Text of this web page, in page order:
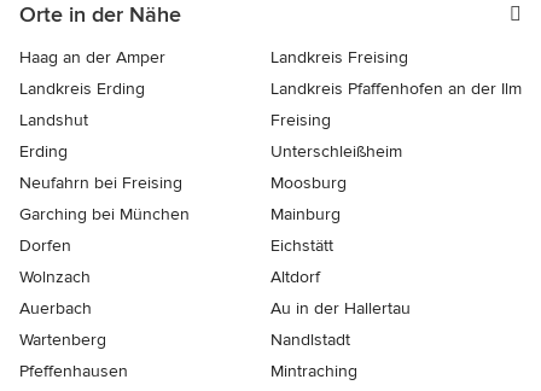
Orte in der Nähe
Haag an der Amper
Landkreis Freising
Landkreis Erding
Landkreis Pfaffenhofen an der Ilm
Landshut
Freising
Erding
Unterschleißheim
Neufahrn bei Freising
Moosburg
Garching bei München
Mainburg
Dorfen
Eichstätt
Wolnzach
Altdorf
Auerbach
Au in der Hallertau
Wartenberg
Nandlstadt
Pfeffenhausen
Mintraching